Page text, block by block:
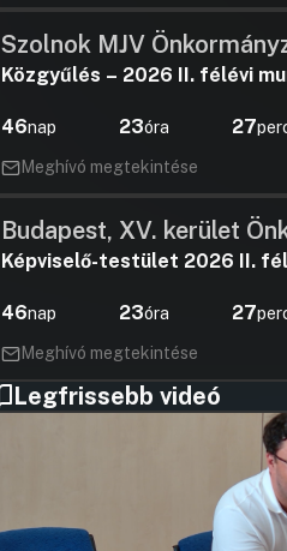
Szolnok MJV
Közgyűlés – 2026 II. félévi
46nap 23óra 27
Meghívó megtekintése
Budapest, XV. kerület
Képviselő-testület 2026 II.
46nap 23óra 27
Meghívó megtekintése
Legfrissebb videó